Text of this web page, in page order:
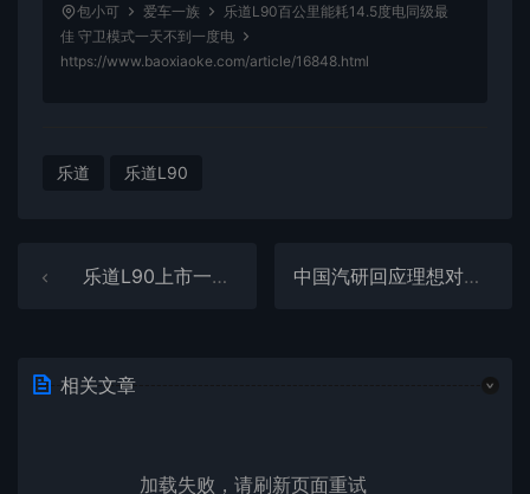
包小可 爱车一族
乐道L90百公里能耗14.5度电同级最
佳 守卫模式一天不到一度电
https://www.baoxiaoke.com/article/16848.html
乐道 乐道L90
乐道L90上市一炮打响！蔚来股价逆势大涨近8% 中国汽研回应理想对撞乘龙卡车争议：未调整卡车任何参数
相关文章
加载失败，请刷新页面重试